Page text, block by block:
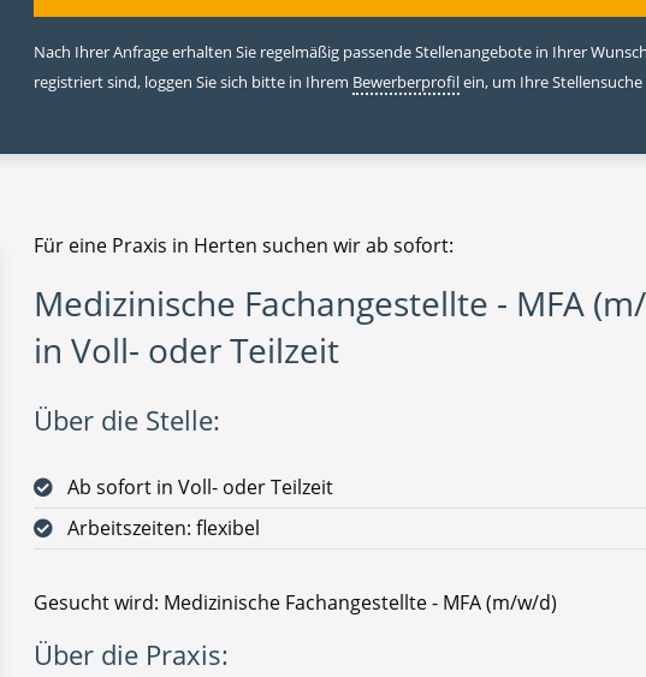
Nach Ihrer Anfrage erhalten Sie regelmäßig passende Stellenangebote in Ihrer
registriert sind, loggen Sie sich bitte in Ihrem Bewerberprofilein, um Ihre
Für eine Praxis in Herten suchen wir ab sofort:
Medizinische Fachangestellte - MFA
in Voll- oder Teilzeit
Über die Stelle:
Ab sofort in Voll- oder Teilzeit
Arbeitszeiten: flexibel
Gesucht wird: Medizinische Fachangestellte - MFA (m/w/d)
Über die Praxis: